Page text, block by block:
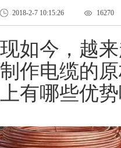
2018-2-7 10:15:26 16270
现如今，越
制作电缆的
上有哪些优